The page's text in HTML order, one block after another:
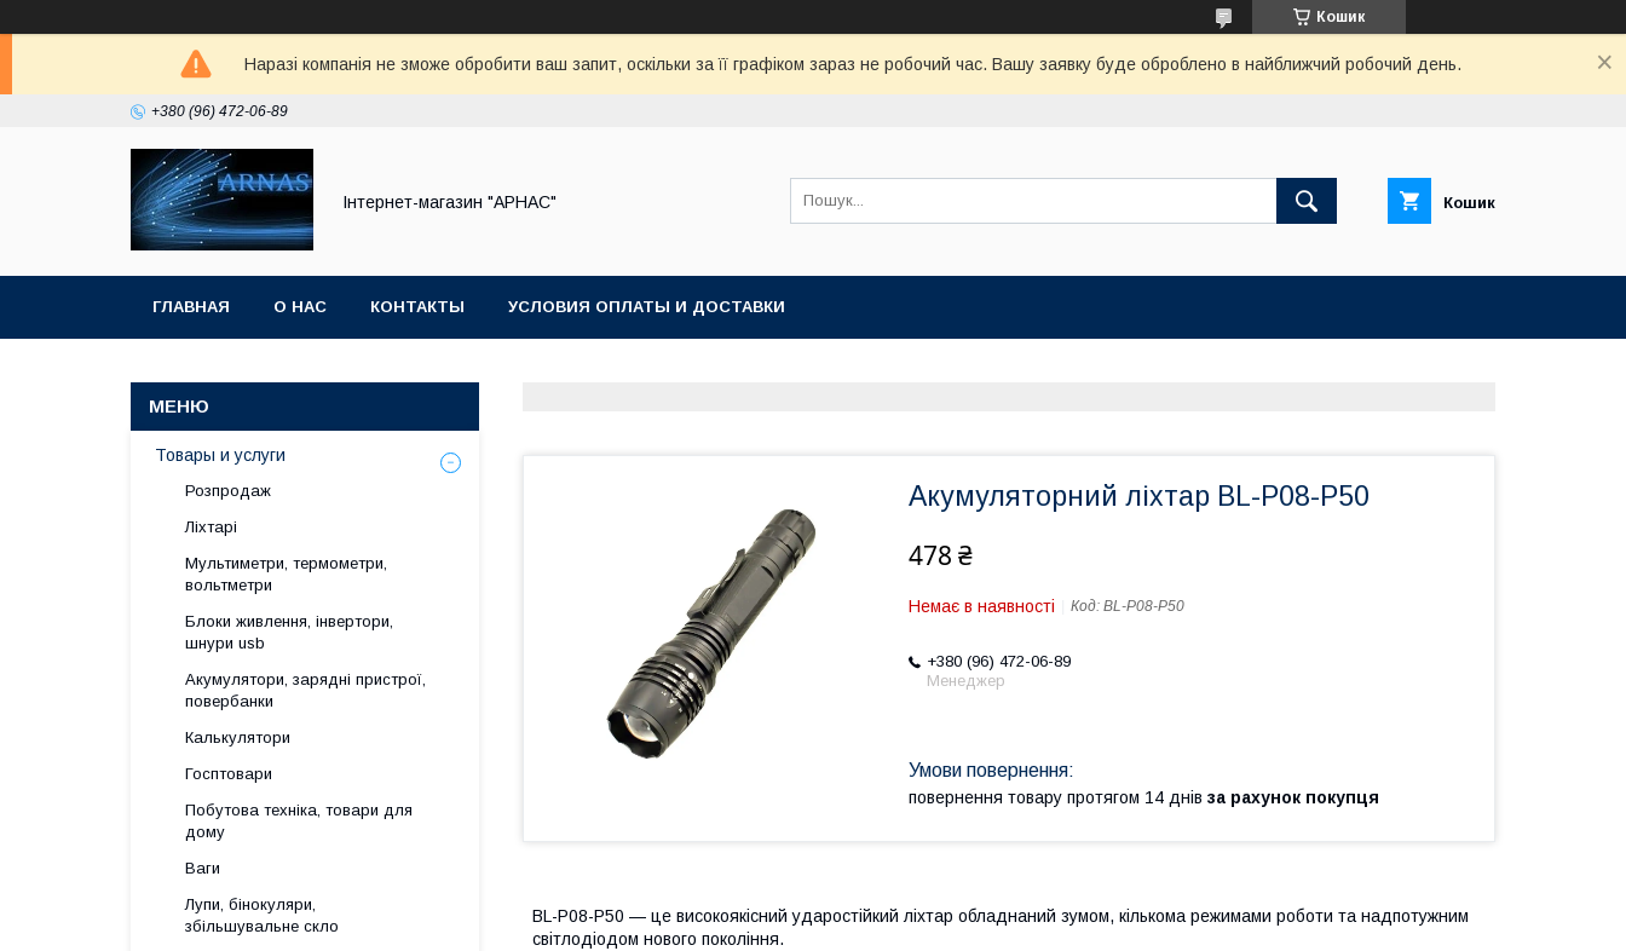
Кошик
Наразі компанія не зможе обробити ваш запит, оскільки за її графіком зараз не робочий час. Вашу заявку буде оброблено в найближчий робочий день.
+380 (96) 472-06-89
Інтернет-магазин "АРНАС" Кошик
ГЛАВНАЯ О НАС КОНТАКТЫ УСЛОВИЯ ОПЛАТЫ И ДОСТАВКИ
Акумуляторний ліхтар BL-P08-P50
478 ₴
Немає в наявності Код: BL-P08-P50
+380 (96) 472-06-89
Менеджер
повернення товару протягом 14 днів за рахунок покупця
BL-P08-P50 — це високоякісний ударостійкий ліхтар обладнаний зумом, кількома режимами роботи та надпотужним
світлодіодом нового покоління.
Товары и услуги
Розпродаж
Ліхтарі
Мультиметри, термометри,
вольтметри
Блоки живлення, інвертори,
шнури usb
Акумулятори, зарядні пристрої,
повербанки
Калькулятори
Госптовари
Побутова техніка, товари для
дому
Ваги
Лупи, бінокуляри,
збільшувальне скло